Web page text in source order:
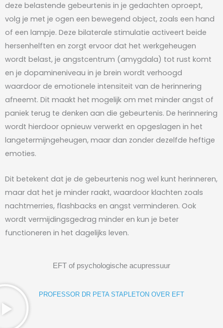
deze belastende gebeurtenis in je gedachten oproept,
volg je met je ogen een bewegend object, zoals een hand
of een lampje. Deze bilaterale stimulatie activeert beide
hersenhelften en zorgt ervoor dat het werkgeheugen
wordt belast, je angstcentrum (amygdala) tot rust komt
en je dopamineniveau in je brein wordt verhoogd
waardoor de emotionele intensiteit van de herinnering
afneemt. Dit maakt het mogelijk om met minder angst of
paniek terug te denken aan die gebeurtenis. De herinnering
wordt hierdoor opnieuw verwerkt en opgeslagen in het
langetermijngeheugen, maar dan zonder dezelfde heftige
emoties.
Dit betekent dat je de gebeurtenis nog wel kunt herinneren,
maar dat het je minder raakt, waardoor klachten zoals
nachtmerries, flashbacks en angst verminderen. Ook
wordt vermijdingsgedrag minder en kun je beter
functioneren in het dagelijks leven.
EFT of psychologische acupressuur
PROFESSOR DR PETA STAPLETON ­OVER EFT